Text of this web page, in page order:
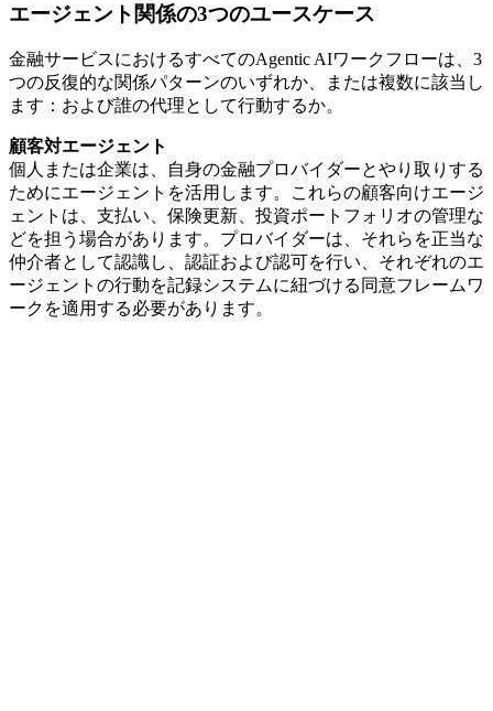
エージェント関係の3つのユースケース
金融サービスにおけるすべてのAgentic AIワークフローは、3
つの反復的な関係パターンのいずれか、または複数に該当し
ます：および誰の代理として行動するか。
顧客対エージェント
個人または企業は、自身の金融プロバイダーとやり取りする
ためにエージェントを活用します。これらの顧客向けエージ
ェントは、支払い、保険更新、投資ポートフォリオの管理な
どを担う場合があります。プロバイダーは、それらを正当な
仲介者として認識し、認証および認可を行い、それぞれのエ
ージェントの行動を記録システムに紐づける同意フレームワ
ークを適用する必要があります。